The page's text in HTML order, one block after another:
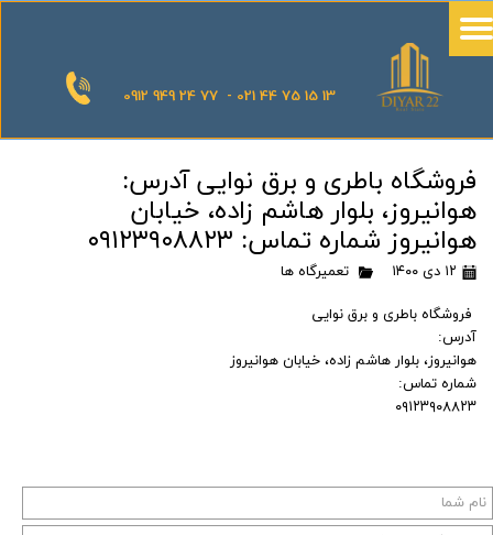
0912 949 24 77 - 021 44 75 15 13
فروشگاه باطری و برق نوایی آدرس:
هوانیروز، بلوار هاشم زاده، خیابان
هوانیروز شماره تماس: ۰۹۱۲۳۹۰۸۸۲۳
۱۲ دی ۱۴۰۰ تعمیرگاه ها
فروشگاه باطری و برق نوایی
آدرس:
هوانیروز، بلوار هاشم زاده، خیابان هوانیروز
شماره تماس:
۰۹۱۲۳۹۰۸۸۲۳